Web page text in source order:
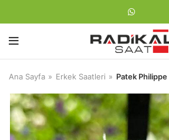
Ana Sayfa Erkek Saatleri Patek Philippe